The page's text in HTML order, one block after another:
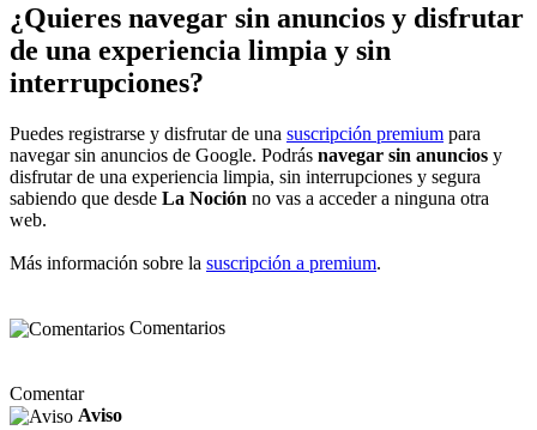
¿Quieres navegar sin anuncios y disfrutar
de una experiencia limpia y sin
interrupciones?
Puedes registrarse y disfrutar de una suscripción premium para
navegar sin anuncios de Google. Podrás navegar sin anuncios y
disfrutar de una experiencia limpia, sin interrupciones y segura
sabiendo que desde La Noción no vas a acceder a ninguna otra
web.
Más información sobre la suscripción a premium.
Comentarios
Comentar
Aviso